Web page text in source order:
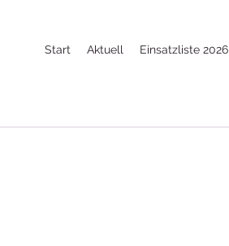
Start Aktuell Einsatzliste 2026